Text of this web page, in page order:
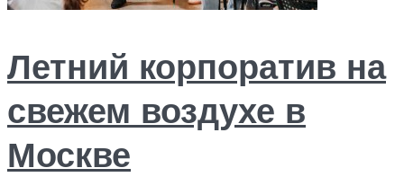
Летний корпоратив на
свежем воздухе в
Москве